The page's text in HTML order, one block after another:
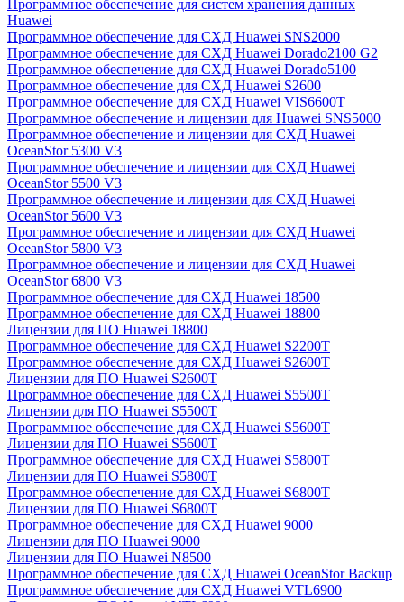
Программное обеспечение для систем хранения данных
Huawei
Программное обеспечение для СХД Huawei SNS2000
Программное обеспечение для СХД Huawei Dorado2100 G2
Программное обеспечение для СХД Huawei Dorado5100
Программное обеспечение для СХД Huawei S2600
Программное обеспечение для СХД Huawei VIS6600T
Программное обеспечение и лицензии для Huawei SNS5000
Программное обеспечение и лицензии для СХД Huawei
OceanStor 5300 V3
Программное обеспечение и лицензии для СХД Huawei
OceanStor 5500 V3
Программное обеспечение и лицензии для СХД Huawei
OceanStor 5600 V3
Программное обеспечение и лицензии для СХД Huawei
OceanStor 5800 V3
Программное обеспечение и лицензии для СХД Huawei
OceanStor 6800 V3
Программное обеспечение для СХД Huawei 18500
Программное обеспечение для СХД Huawei 18800
Лицензии для ПО Huawei 18800
Программное обеспечение для СХД Huawei S2200T
Программное обеспечение для СХД Huawei S2600T
Лицензии для ПО Huawei S2600T
Программное обеспечение для СХД Huawei S5500T
Лицензии для ПО Huawei S5500T
Программное обеспечение для СХД Huawei S5600T
Лицензии для ПО Huawei S5600T
Программное обеспечение для СХД Huawei S5800T
Лицензии для ПО Huawei S5800T
Программное обеспечение для СХД Huawei S6800T
Лицензии для ПО Huawei S6800T
Программное обеспечение для СХД Huawei 9000
Лицензии для ПО Huawei 9000
Лицензии для ПО Huawei N8500
Программное обеспечение для СХД Huawei OceanStor Backup
Программное обеспечение для СХД Huawei VTL6900